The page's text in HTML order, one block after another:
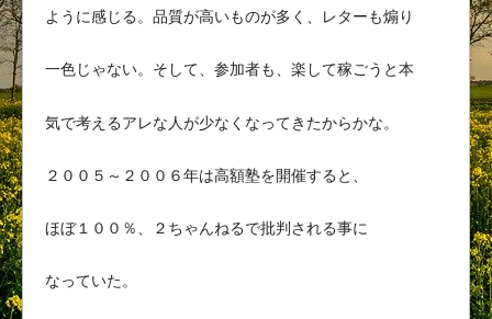
ように感じる。品質が高いものが多く、レターも煽り
一色じゃない。そして、参加者も、楽して稼ごうと本
気で考えるアレな人が少なくなってきたからかな。
２００５～２００６年は高額塾を開催すると、
ほぼ１００％、２ちゃんねるで批判される事に
なっていた。